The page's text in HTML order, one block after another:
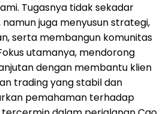
Tugasnya tidak sekadar
juga menyusun strategi,
serta membangun komunitas
utamanya, mendorong
dengan membantu klien
trading yang stabil dan
pemahaman terhadap